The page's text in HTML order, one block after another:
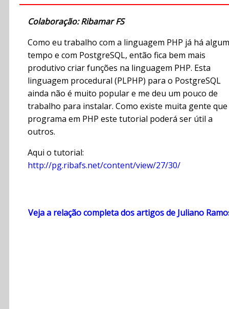
Colaboração: Ribamar FS
Como eu trabalho com a linguagem PHP já há algum
tempo e com PostgreSQL, então fica bem mais
produtivo criar funções na linguagem PHP. Esta
linguagem procedural (PLPHP) para o PostgreSQL
ainda não é muito popular e me deu um pouco de
trabalho para instalar. Como existe muita gente que
programa em PHP este tutorial poderá ser útil a
outros.
Aqui o tutorial:
http://pg.ribafs.net/content/view/27/30/
Veja a relação completa dos artigos de Juliano